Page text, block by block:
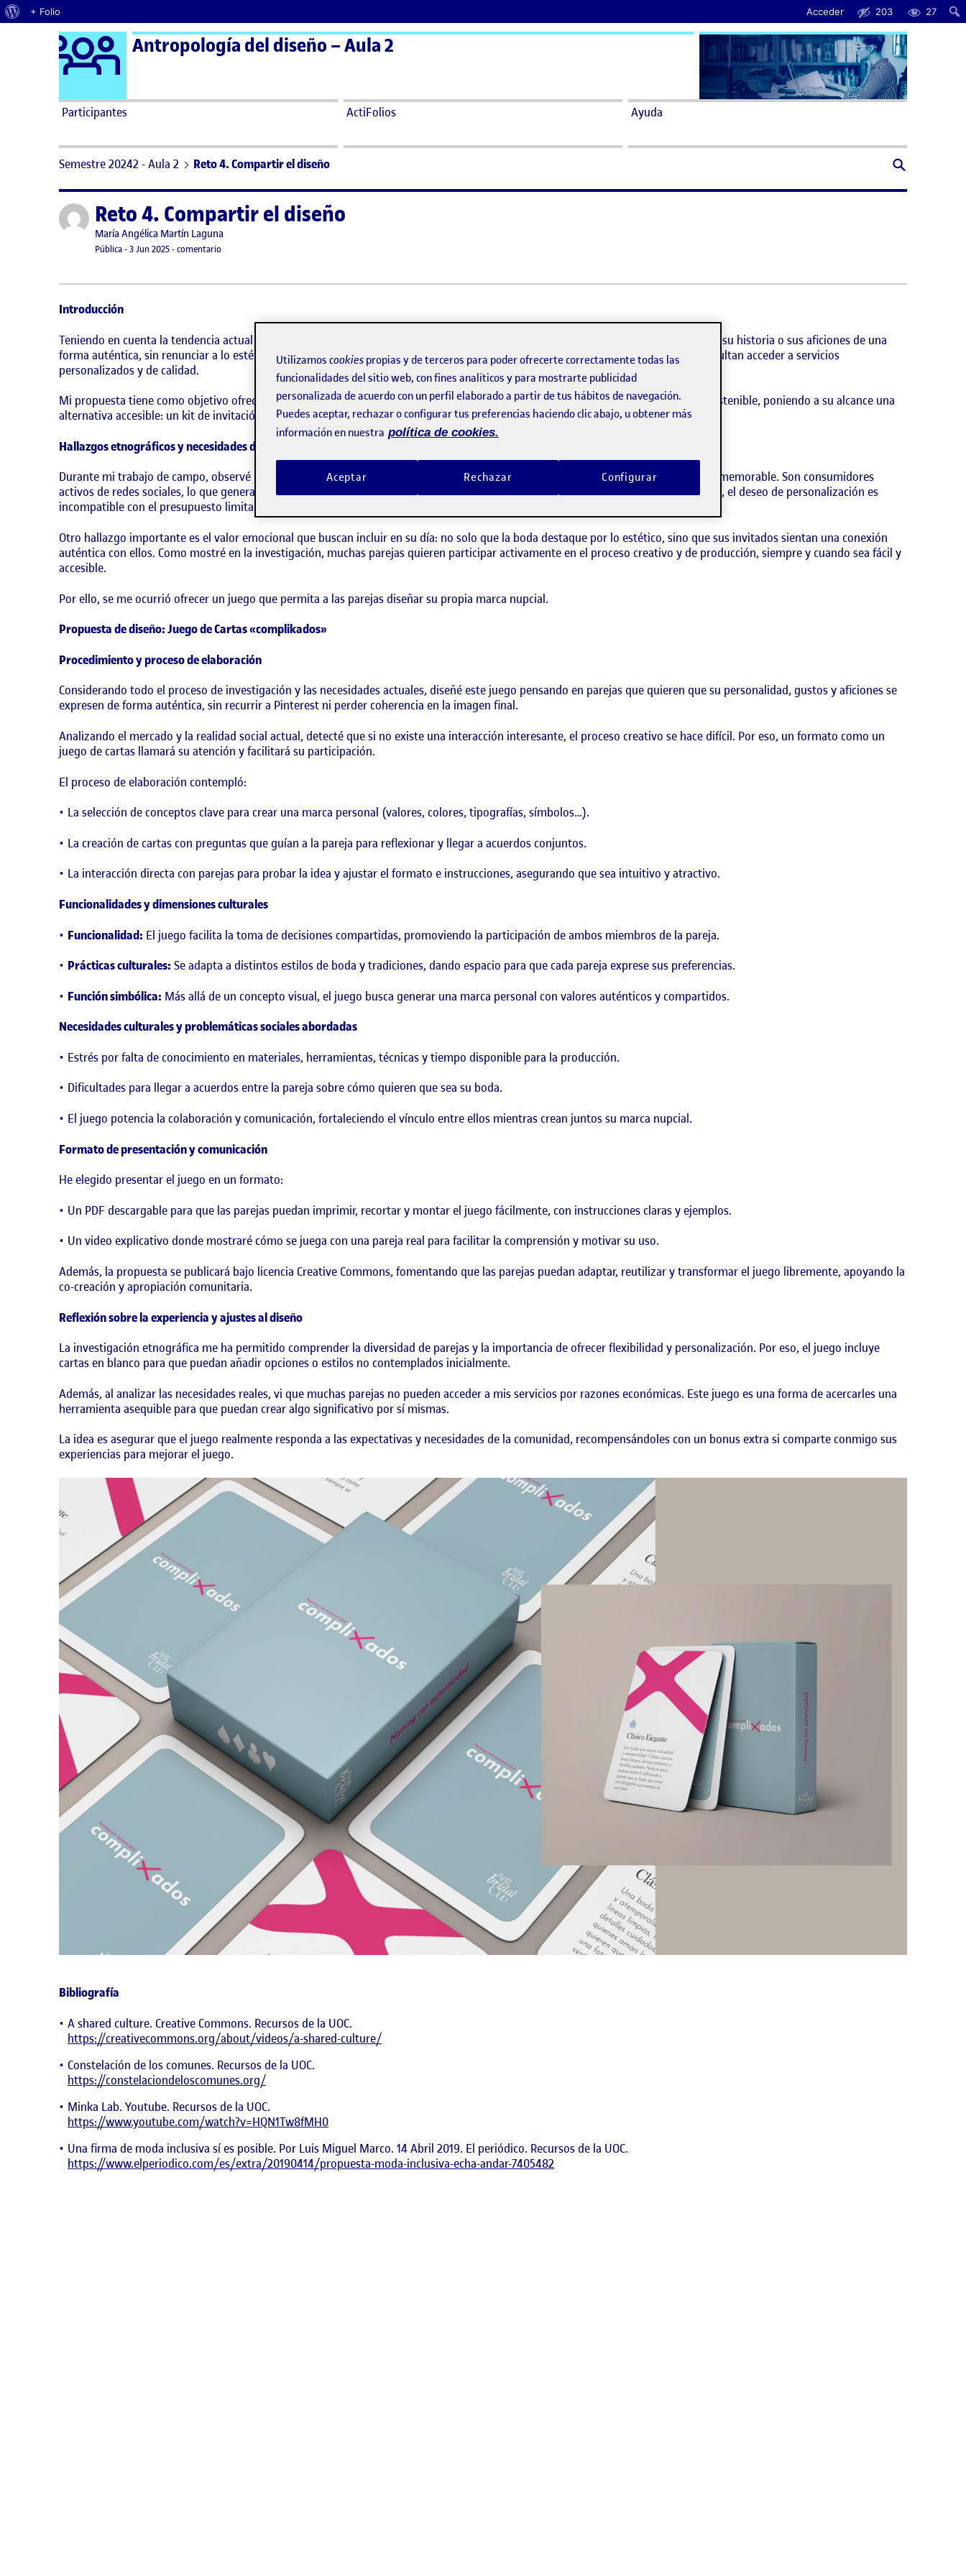
Acerca de WordPress
+ Folio Acceder 203 27
Saltar al contenido Logo Ágora
Antropología del diseño – Aula 2
Participantes ActiFolios Ayuda
Semestre 20242 - Aula 2 Reto 4. Compartir el diseño
Publicado porReto 4. Compartir el diseño
Publicado por
María Angélica Martín Laguna
Visibilidad:
Pública-Fecha de publicación
3 Jun 2025-comentario
Introducción
Teniendo en cuenta la tendencia actual en el sector bodil, he detectado una necesidad clara: las parejas quieren expresar y compartir su historia o sus aficiones de una
forma auténtica, sin renunciar a lo estético ni a lo emocional. Sin embargo, muchas se enfrentan a limitaciones económicas que dificultan acceder a servicios
personalizados y de calidad.
Mi propuesta tiene como objetivo ofrecer una solución para que estas parejas puedan contar con una marca personal simbólica y sostenible, poniendo a su alcance una
alternativa accesible: un kit de invitación híbrido DIY que les permita personalizar de forma fácil y a bajo coste.
Hallazgos etnográficos y necesidades detectadas
Durante mi trabajo de campo, observé que las parejas desean diferenciarse y solicitan servicios de diseño que hagan su día aún más memorable. Son consumidores
activos de redes sociales, lo que genera en ellos la necesidad de compartir lo especial y súper personalizado de su boda. Sin embargo, el deseo de personalización es
incompatible con el presupuesto limitado con el que cuentan.
Otro hallazgo importante es el valor emocional que buscan incluir en su día: no solo que la boda destaque por lo estético, sino que sus invitados sientan una conexión
auténtica con ellos. Como mostré en la investigación, muchas parejas quieren participar activamente en el proceso creativo y de producción, siempre y cuando sea fácil y
accesible.
Por ello, se me ocurrió ofrecer un juego que permita a las parejas diseñar su propia marca nupcial.
Propuesta de diseño: Juego de Cartas «complikados»
Procedimiento y proceso de elaboración
Considerando todo el proceso de investigación y las necesidades actuales, diseñé este juego pensando en parejas que quieren que su personalidad, gustos y aficiones se
expresen de forma auténtica, sin recurrir a Pinterest ni perder coherencia en la imagen final.
Analizando el mercado y la realidad social actual, detecté que si no existe una interacción interesante, el proceso creativo se hace difícil. Por eso, un formato como un
juego de cartas llamará su atención y facilitará su participación.
El proceso de elaboración contempló:
La selección de conceptos clave para crear una marca personal (valores, colores, tipografías, símbolos…).
La creación de cartas con preguntas que guían a la pareja para reflexionar y llegar a acuerdos conjuntos.
La interacción directa con parejas para probar la idea y ajustar el formato e instrucciones, asegurando que sea intuitivo y atractivo.
Funcionalidades y dimensiones culturales
Funcionalidad: El juego facilita la toma de decisiones compartidas, promoviendo la participación de ambos miembros de la pareja.
Prácticas culturales: Se adapta a distintos estilos de boda y tradiciones, dando espacio para que cada pareja exprese sus preferencias.
Función simbólica: Más allá de un concepto visual, el juego busca generar una marca personal con valores auténticos y compartidos.
Necesidades culturales y problemáticas sociales abordadas
Estrés por falta de conocimiento en materiales, herramientas, técnicas y tiempo disponible para la producción.
Dificultades para llegar a acuerdos entre la pareja sobre cómo quieren que sea su boda.
El juego potencia la colaboración y comunicación, fortaleciendo el vínculo entre ellos mientras crean juntos su marca nupcial.
Formato de presentación y comunicación
He elegido presentar el juego en un formato:
Un PDF descargable para que las parejas puedan imprimir, recortar y montar el juego fácilmente, con instrucciones claras y ejemplos.
Un video explicativo donde mostraré cómo se juega con una pareja real para facilitar la comprensión y motivar su uso.
Además, la propuesta se publicará bajo licencia Creative Commons, fomentando que las parejas puedan adaptar, reutilizar y transformar el juego libremente, apoyando la
co-creación y apropiación comunitaria.
Reflexión sobre la experiencia y ajustes al diseño
La investigación etnográfica me ha permitido comprender la diversidad de parejas y la importancia de ofrecer flexibilidad y personalización. Por eso, el juego incluye
cartas en blanco para que puedan añadir opciones o estilos no contemplados inicialmente.
Además, al analizar las necesidades reales, vi que muchas parejas no pueden acceder a mis servicios por razones económicas. Este juego es una forma de acercarles una
herramienta asequible para que puedan crear algo significativo por sí mismas.
La idea es asegurar que el juego realmente responda a las expectativas y necesidades de la comunidad, recompensándoles con un bonus extra si comparte conmigo sus
experiencias para mejorar el juego.
Bibliografía
A shared culture. Creative Commons. Recursos de la UOC.
https://creativecommons.org/about/videos/a-shared-culture/
Constelación de los comunes. Recursos de la UOC.
https://constelaciondeloscomunes.org/
Minka Lab. Youtube. Recursos de la UOC.
https://www.youtube.com/watch?v=HQN1Tw8fMH0
Una firma de moda inclusiva sí es posible. Por Luis Miguel Marco. 14 Abril 2019. El periódico. Recursos de la UOC.
https://www.elperiodico.com/es/extra/20190414/propuesta-moda-inclusiva-echa-andar-7405482
Utilizamos cookies propias y de terceros para poder ofrecerte correctamente todas las
funcionalidades del sitio web, con fines analíticos y para mostrarte publicidad
personalizada de acuerdo con un perfil elaborado a partir de tus hábitos de navegación.
Puedes aceptar, rechazar o configurar tus preferencias haciendo clic abajo, u obtener más
información en nuestra política de cookies.
Rechazar
Aceptar Configurar